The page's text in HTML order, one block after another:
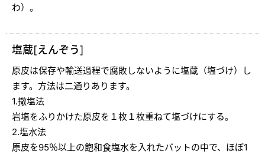
わ）。
塩蔵[えんぞう]
原皮は保存や輸送過程で腐敗しないように塩蔵（塩づけ）し
ます。方法は二通りあります。
1.撤塩法
岩塩をふりかけた原皮を１枚１枚重ねて塩づけにする。
2.塩水法
原皮を95％以上の飽和食塩水を入れたバットの中で、ほぼ1